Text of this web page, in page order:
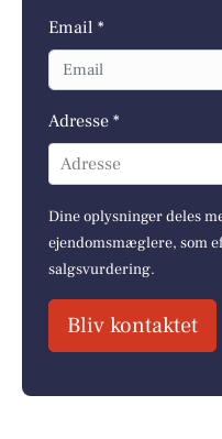
Email *
Adresse *
Adresse
Dine oplysninger deles
ejendomsmæglere, som
salgsvurdering.
Bliv kontaktet